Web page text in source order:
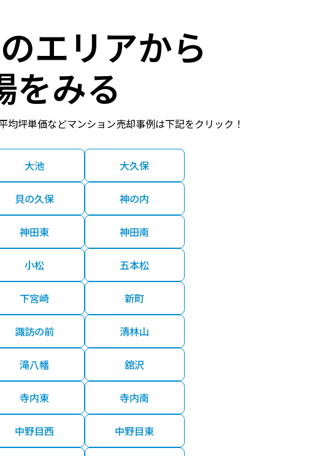
エリアから
をみる
坪単価などマンション売却事例は下記をクリック！
大池 大久保
貝の久保 神の内
神田東 神田南
小松 五本松
下宮崎 新町
諏訪の前 清林山
滝八幡 舘沢
寺内東 寺内南
中野目西 中野目東